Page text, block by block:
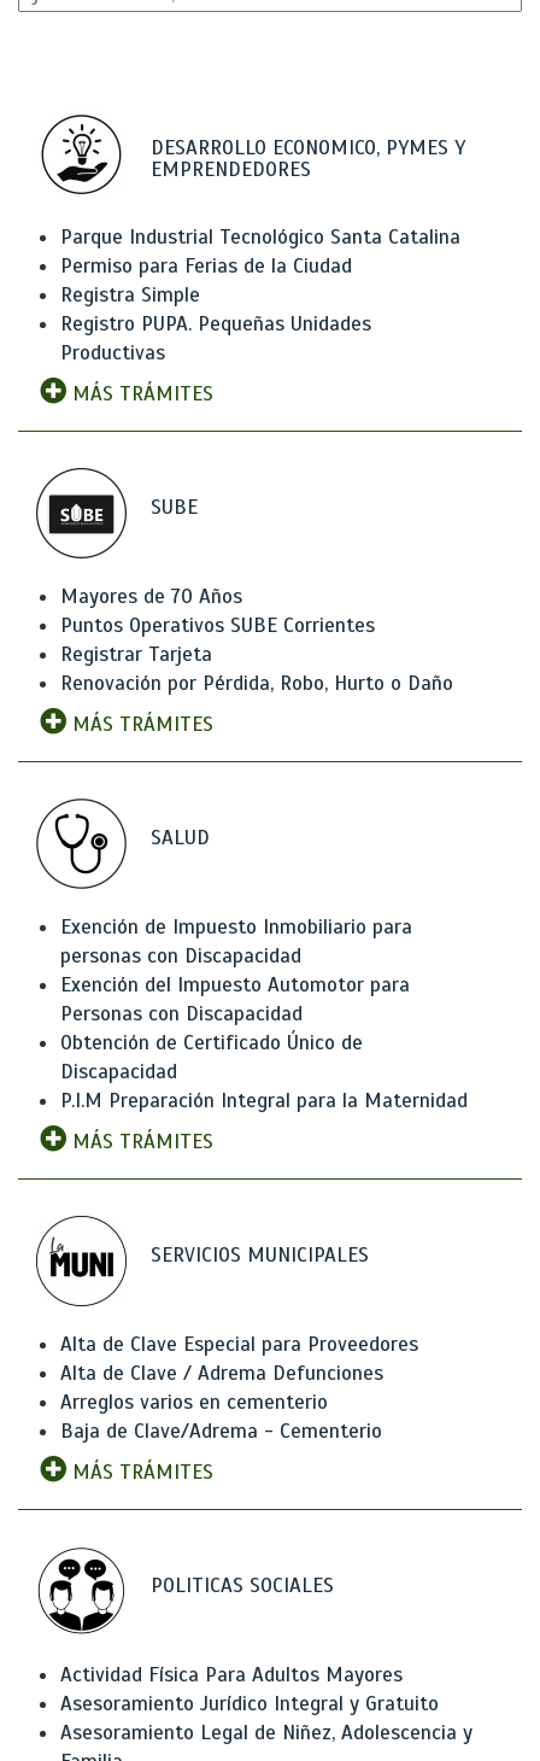
DESARROLLO ECONOMICO, PYMES Y
EMPRENDEDORES
Parque Industrial Tecnológico Santa Catalina
Permiso para Ferias de la Ciudad
Registra Simple
Registro PUPA. Pequeñas Unidades
Productivas
MÁS TRÁMITES
SUBE
Mayores de 70 Años
Puntos Operativos SUBE Corrientes
Registrar Tarjeta
Renovación por Pérdida, Robo, Hurto o Daño
MÁS TRÁMITES
SALUD
Exención de Impuesto Inmobiliario para
personas con Discapacidad
Exención del Impuesto Automotor para
Personas con Discapacidad
Obtención de Certificado Único de
Discapacidad
P.I.M Preparación Integral para la Maternidad
MÁS TRÁMITES
SERVICIOS MUNICIPALES
Alta de Clave Especial para Proveedores
Alta de Clave / Adrema Defunciones
Arreglos varios en cementerio
Baja de Clave/Adrema - Cementerio
MÁS TRÁMITES
POLITICAS SOCIALES
Actividad Física Para Adultos Mayores
Asesoramiento Jurídico Integral y Gratuito
Asesoramiento Legal de Niñez, Adolescencia y